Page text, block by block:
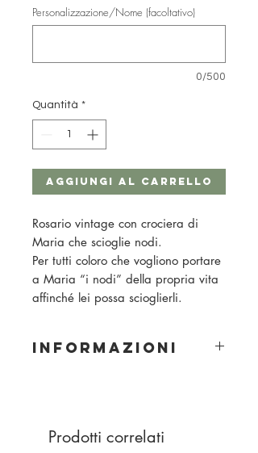
Personalizzazione/Nome (facoltativo)
0/500
Quantità *
Aggiungi al carrello
Rosario vintage con crociera di
Maria che scioglie nodi.
Per tutti coloro che vogliono portare
a Maria “i nodi” della propria vita
affinché lei possa scioglierli.
INFORMAZIONI
notte
Colore corda: rosso
Prodotti correlati